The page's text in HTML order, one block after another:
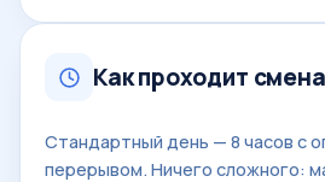
Как проходит смена
Стандартный день — 8 часов с
перерывом. Ничего сложного: